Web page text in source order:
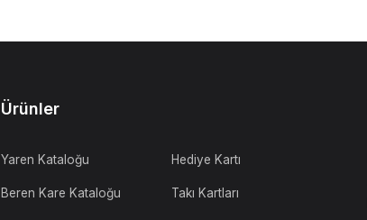
Ürünler
Yaren Kataloğu
Beren Kare Kataloğu
Hediye Kartı
Takı Kartları